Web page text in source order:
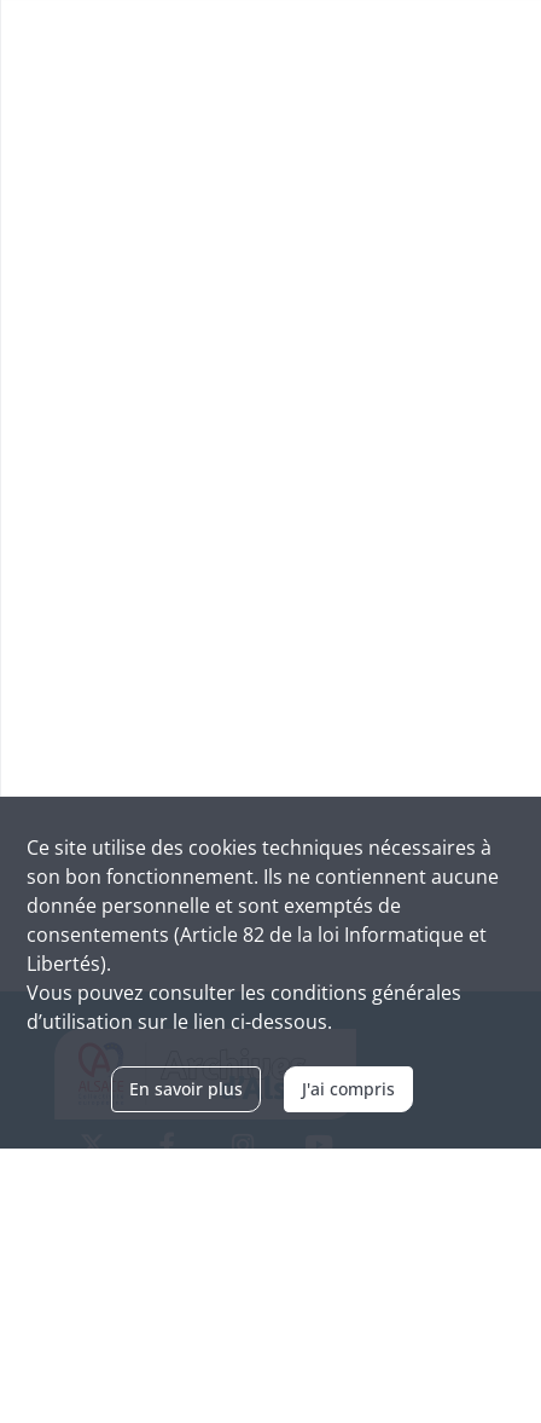
Ce site utilise des cookies techniques nécessaires à
son bon fonctionnement. Ils ne contiennent aucune
donnée personnelle et sont exemptés de
consentements (Article 82 de la loi Informatique et
Libertés).
Vous pouvez consulter les conditions générales
d’utilisation sur le lien ci-dessous.
En savoir plus J'ai compris